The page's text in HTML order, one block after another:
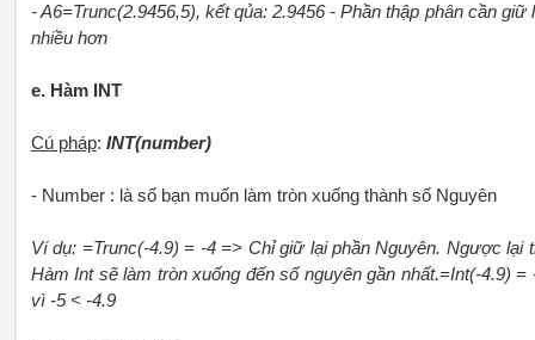
- A6=Trunc(2.9456,5), kết qủa: 2.9456 - Phần thập phân cần giữ
nhiều hơn
e. Hàm INT
Cú pháp: INT(number)
- Number : là số bạn muốn làm tròn xuống thành số Nguyên
Ví dụ: =Trunc(-4.9) = -4 => Chỉ giữ lại phần Nguyên. Ngược lại
Hàm Int sẽ làm tròn xuống đến số nguyên gần nhất.=Int(-4.9) =
vì -5 < -4.9